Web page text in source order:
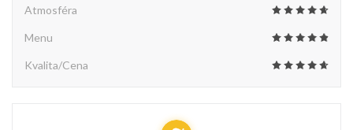
Atmosféra
Menu
Kvalita/Cena